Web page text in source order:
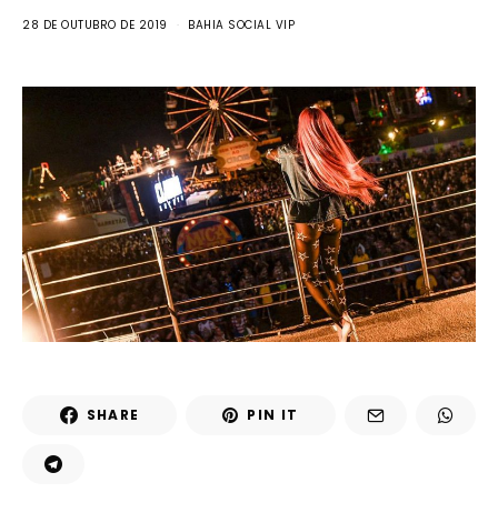
28 DE OUTUBRO DE 2019 BAHIA SOCIAL VIP
SHARE PIN IT